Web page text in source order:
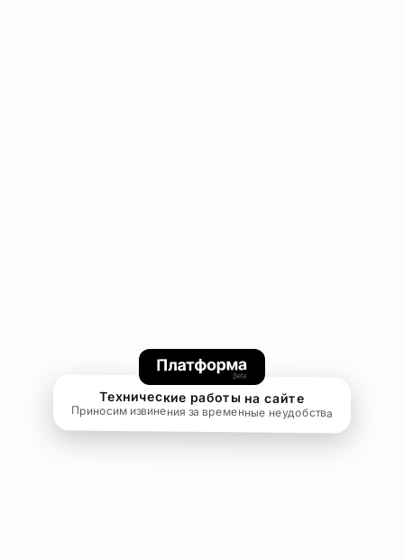
Технические работы на сайте
Приносим извинения за временные неудобства